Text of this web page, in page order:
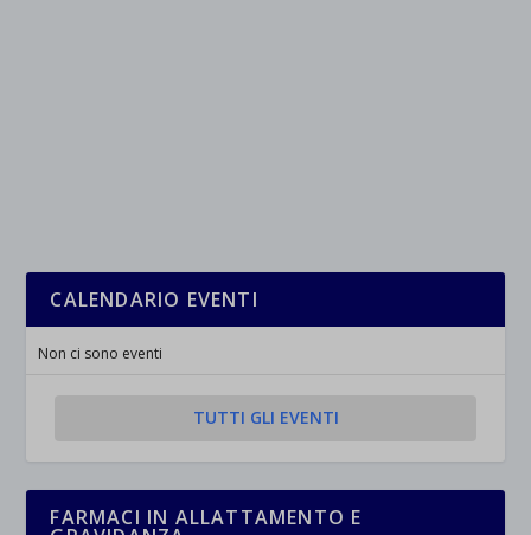
CALENDARIO EVENTI
Non ci sono eventi
TUTTI GLI EVENTI
FARMACI IN ALLATTAMENTO E